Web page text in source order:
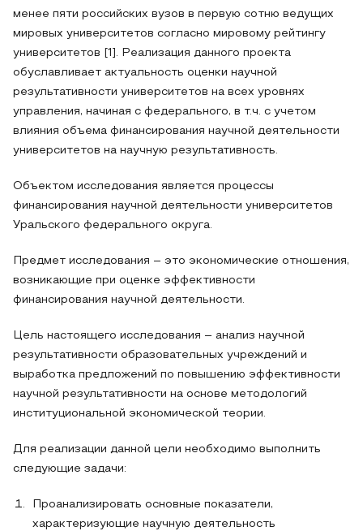
менее пяти российских вузов в первую сотню ведущих
мировых университетов согласно мировому рейтингу
университетов [1]. Реализация данного проекта
обуславливает актуальность оценки научной
результативности университетов на всех уровнях
управления, начиная с федерального, в т.ч. с учетом
влияния объема финансирования научной деятельности
университетов на научную результативность.
Объектом исследования является процессы
финансирования научной деятельности университетов
Уральского федерального округа.
Предмет исследования – это экономические отношения,
возникающие при оценке эффективности
финансирования научной деятельности.
Цель настоящего исследования – анализ научной
результативности образовательных учреждений и
выработка предложений по повышению эффективности
научной результативности на основе методологий
институциональной экономической теории.
Для реализации данной цели необходимо выполнить
следующие задачи:
Проанализировать основные показатели,
характеризующие научную деятельность